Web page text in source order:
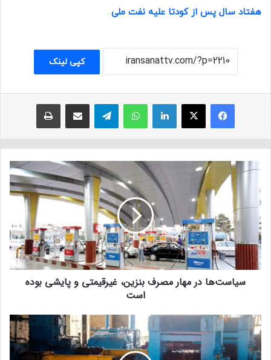
هفتاد سال پس از کودتا علیه نفت ملی
کپی لینک
فیسبوک ایکس لینکداین واتس آپ تلگرام
سیاست‌ها در مهار مصرف بنزین، غیرقیمتی و پایشی بوده
است